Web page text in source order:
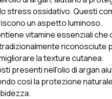
stress ossidativo. Questi
un aspetto luminoso.
vitamine essenziali
riconosciute
la texture cutanea.
presenti nell'olio di argan
così la protezione